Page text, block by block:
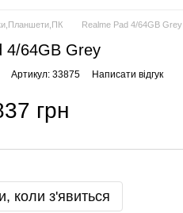
Realme Pad 4/64GB Grey
4/64GB Grey
Артикул: 33875 Написати відгук
грн
коли з'явиться